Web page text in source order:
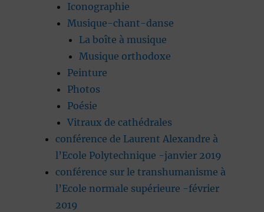
Iconographie
Musique-chant-danse
La boîte à musique
Musique orthodoxe
Peinture
Photos
Poésie
Vitraux de cathédrales
conférence de Laurent Alexandre à
l’Ecole Polytechnique -janvier 2019
conférence sur le transhumanisme à
l’Ecole normale supérieure -février
2019